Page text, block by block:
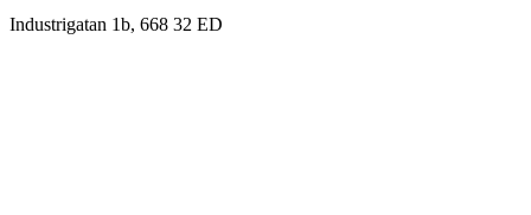
Industrigatan 1b, 668 32 ED